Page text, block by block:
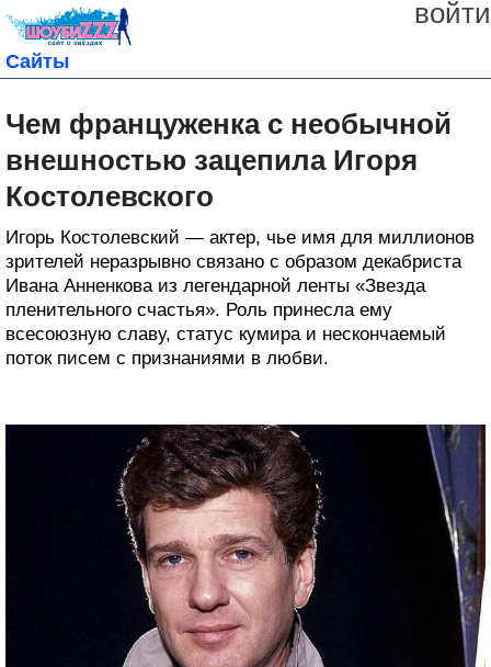
войти
Сайты
Чем француженка с необычной
внешностью зацепила Игоря
Костолевского
Игорь Костолевский — актер, чье имя для миллионов
зрителей неразрывно связано с образом декабриста
Ивана Анненкова из легендарной ленты «Звезда
пленительного счастья». Роль принесла ему
всесоюзную славу, статус кумира и нескончаемый
поток писем с признаниями в любви.